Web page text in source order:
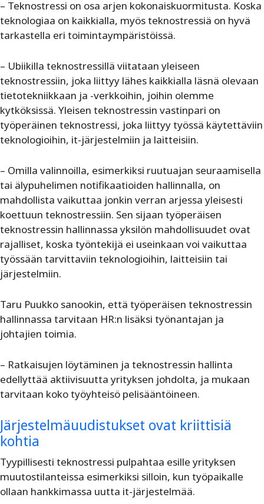
– Teknostressi on osa arjen kokonaiskuormitusta. Koska
teknologiaa on kaikkialla, myös teknostressiä on hyvä
tarkastella eri toimintaympäristöissä.
– Ubiikilla teknostressillä viitataan yleiseen
teknostressiin, joka liittyy lähes kaikkialla läsnä olevaan
tietotekniikkaan ja -verkkoihin, joihin olemme
kytköksissä. Yleisen teknostressin vastinpari on
työperäinen teknostressi, joka liittyy työssä käytettäviin
teknologioihin, it-järjestelmiin ja laitteisiin.
– Omilla valinnoilla, esimerkiksi ruutuajan seuraamisella
tai älypuhelimen notifikaatioiden hallinnalla, on
mahdollista vaikuttaa jonkin verran arjessa yleisesti
koettuun teknostressiin. Sen sijaan työperäisen
teknostressin hallinnassa yksilön mahdollisuudet ovat
rajalliset, koska työntekijä ei useinkaan voi vaikuttaa
työssään tarvittaviin teknologioihin, laitteisiin tai
järjestelmiin.
Taru Puukko sanookin, että työperäisen teknostressin
hallinnassa tarvitaan HR:n lisäksi työnantajan ja
johtajien toimia.
– Ratkaisujen löytäminen ja teknostressin hallinta
edellyttää aktiivisuutta yrityksen johdolta, ja mukaan
tarvitaan koko työyhteisö pelisääntöineen.
Järjestelmäuudistukset ovat kriittisiä
kohtia
Tyypillisesti teknostressi pulpahtaa esille yrityksen
muutostilanteissa esimerkiksi silloin, kun työpaikalle
ollaan hankkimassa uutta it-järjestelmää.